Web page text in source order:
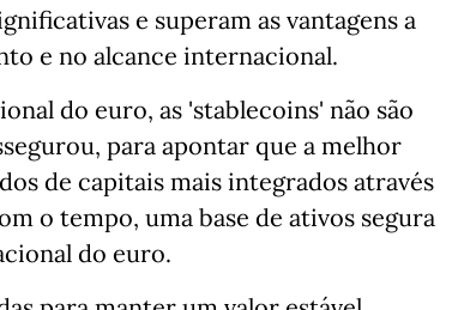
e superam as vantagens a
e no alcance internacional.
do euro, as 'stablecoins' não são
para apontar que a melhor
de capitais mais integrados através
o tempo, uma base de ativos segura
do euro.